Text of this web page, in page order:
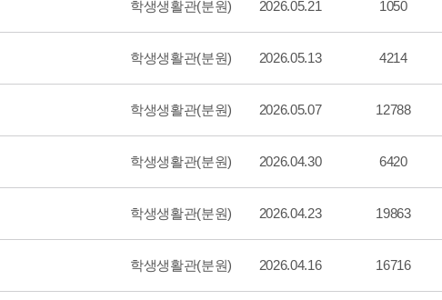
학생생활관(분원) 2026.05.21 1050
학생생활관(분원) 2026.05.13 4214
학생생활관(분원) 2026.05.07 12788
학생생활관(분원) 2026.04.30 6420
학생생활관(분원) 2026.04.23 19863
학생생활관(분원) 2026.04.16 16716